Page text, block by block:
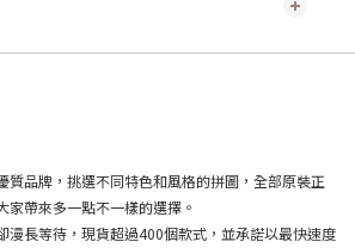
質品牌，挑選不同特色和風格的拼圖，全部原裝正
家帶來多一點不一樣的選擇。
漫長等待，現貨超過400個款式，並承諾以最快速度